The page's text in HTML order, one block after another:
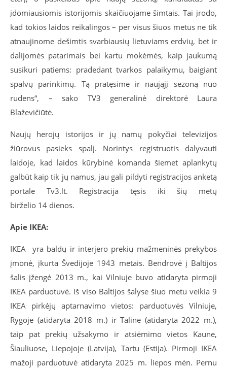
įdomiausiomis istorijomis skaičiuojame šimtais. Tai įrodo,
kad tokios laidos reikalingos – per visus šiuos metus ne tik
atnaujinome dešimtis svarbiausių lietuviams erdvių, bet ir
dalijomės patarimais bei kartu mokėmės, kaip jaukumą
susikuri patiems: pradedant tvarkos palaikymu, baigiant
spalvų parinkimų. Tą pratęsime ir naująjį sezoną nuo
rudens“, – sako TV3 generalinė direktorė Laura
Blaževičiūtė.
Naujų herojų istorijos ir jų namų pokyčiai televizijos
žiūrovus pasieks spalį. Norintys registruotis dalyvauti
laidoje, kad laidos kūrybinė komanda šiemet aplankytų
galbūt kaip tik jų namus, jau gali pildyti registracijos anketą
portale Tv3.lt. Registracija tęsis iki šių metų
birželio 14 dienos.
Apie IKEA:
IKEA yra baldų ir interjero prekių mažmeninės prekybos
įmonė, įkurta Švedijoje 1943 metais. Bendrovė į Baltijos
šalis įžengė 2013 m., kai Vilniuje buvo atidaryta pirmoji
IKEA parduotuvė. Iš viso Baltijos šalyse šiuo metu veikia 9
IKEA pirkėjų aptarnavimo vietos: parduotuvės Vilniuje,
Rygoje (atidaryta 2018 m.) ir Taline (atidaryta 2022 m.),
taip pat prekių užsakymo ir atsiėmimo vietos Kaune,
Šiauliuose, Liepojoje (Latvija), Tartu (Estija). Pirmoji IKEA
mažoji parduotuvė atidaryta 2025 m. liepos mėn. Pernu